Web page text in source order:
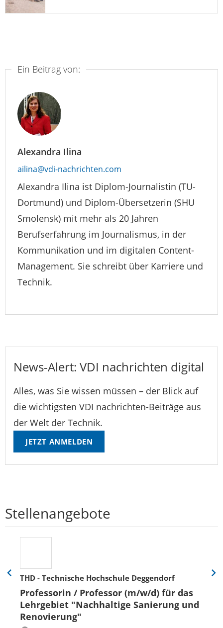
Ein Beitrag von:
Alexandra Ilina
ailina@vdi-nachrichten.com
Alexandra Ilina ist Diplom-Journalistin (TU-
Dortmund) und Diplom-Übersetzerin (SHU
Smolensk) mit mehr als 20 Jahren
Berufserfahrung im Journalismus, in der
Kommunikation und im digitalen Content-
Management. Sie schreibt über Karriere und
Technik.
News-Alert: VDI nachrichten digital
Alles, was Sie wissen müssen – der Blick auf
die wichtigsten VDI nachrichten-Beiträge aus
der Welt der Technik.
JETZT ANMELDEN
Stellenangebote
THD - Technische Hochschule Deggendorf
Professorin / Professor (m/w/d) für das
Lehrgebiet "Nachhaltige Sanierung und
Renovierung"
Eine
zurück
Eine